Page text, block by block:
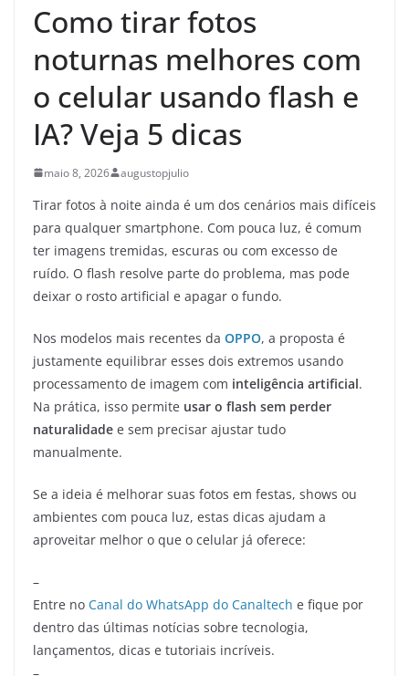
Como tirar fotos
noturnas melhores com
o celular usando flash e
IA? Veja 5 dicas
maio 8, 2026 augustopjulio
Tirar fotos à noite ainda é um dos cenários mais difíceis
para qualquer smartphone. Com pouca luz, é comum
ter imagens tremidas, escuras ou com excesso de
ruído. O flash resolve parte do problema, mas pode
deixar o rosto artificial e apagar o fundo.
Nos modelos mais recentes da OPPO, a proposta é
justamente equilibrar esses dois extremos usando
processamento de imagem com inteligência artificial.
Na prática, isso permite usar o flash sem perder
naturalidade e sem precisar ajustar tudo
manualmente.
Se a ideia é melhorar suas fotos em festas, shows ou
ambientes com pouca luz, estas dicas ajudam a
aproveitar melhor o que o celular já oferece:
–
Entre no Canal do WhatsApp do Canaltech e fique por
dentro das últimas notícias sobre tecnologia,
lançamentos, dicas e tutoriais incríveis.